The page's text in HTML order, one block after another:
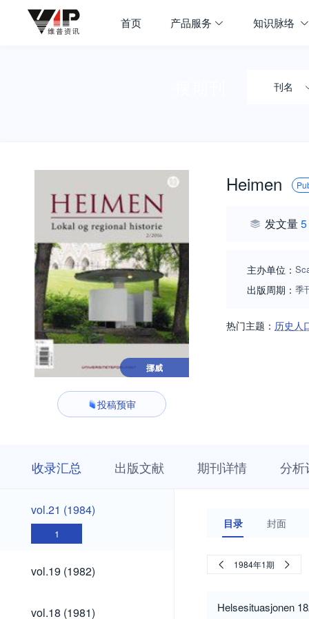
首页 产品服务 知识脉络
刊名
挪威
投稿预审
Heimen
发文量5
主办单位：
出版周期： 季
热门主题： 历史人
收录汇总 出版文献 期刊详情 分析
vol.21
(1984)
vol.21 (1984)
1
vol.19
(1982)
vol.19 (1982)
vol.18
vol.18 (1981)
目录 封面
1984年1期
Helsesituasjonen